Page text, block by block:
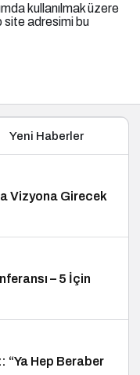
kullanılmak üzere
site adresimi bu
Yeni Haberler
Vizyona Girecek
– 5 İçin
“Ya Hep Beraber